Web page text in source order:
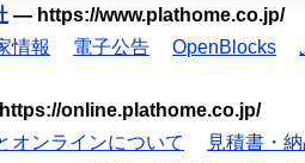
— https://www.plathome.co.jp/
情報 電子公告 OpenBlocks
https://online.plathome.co.jp/
オンラインについて
見積書・